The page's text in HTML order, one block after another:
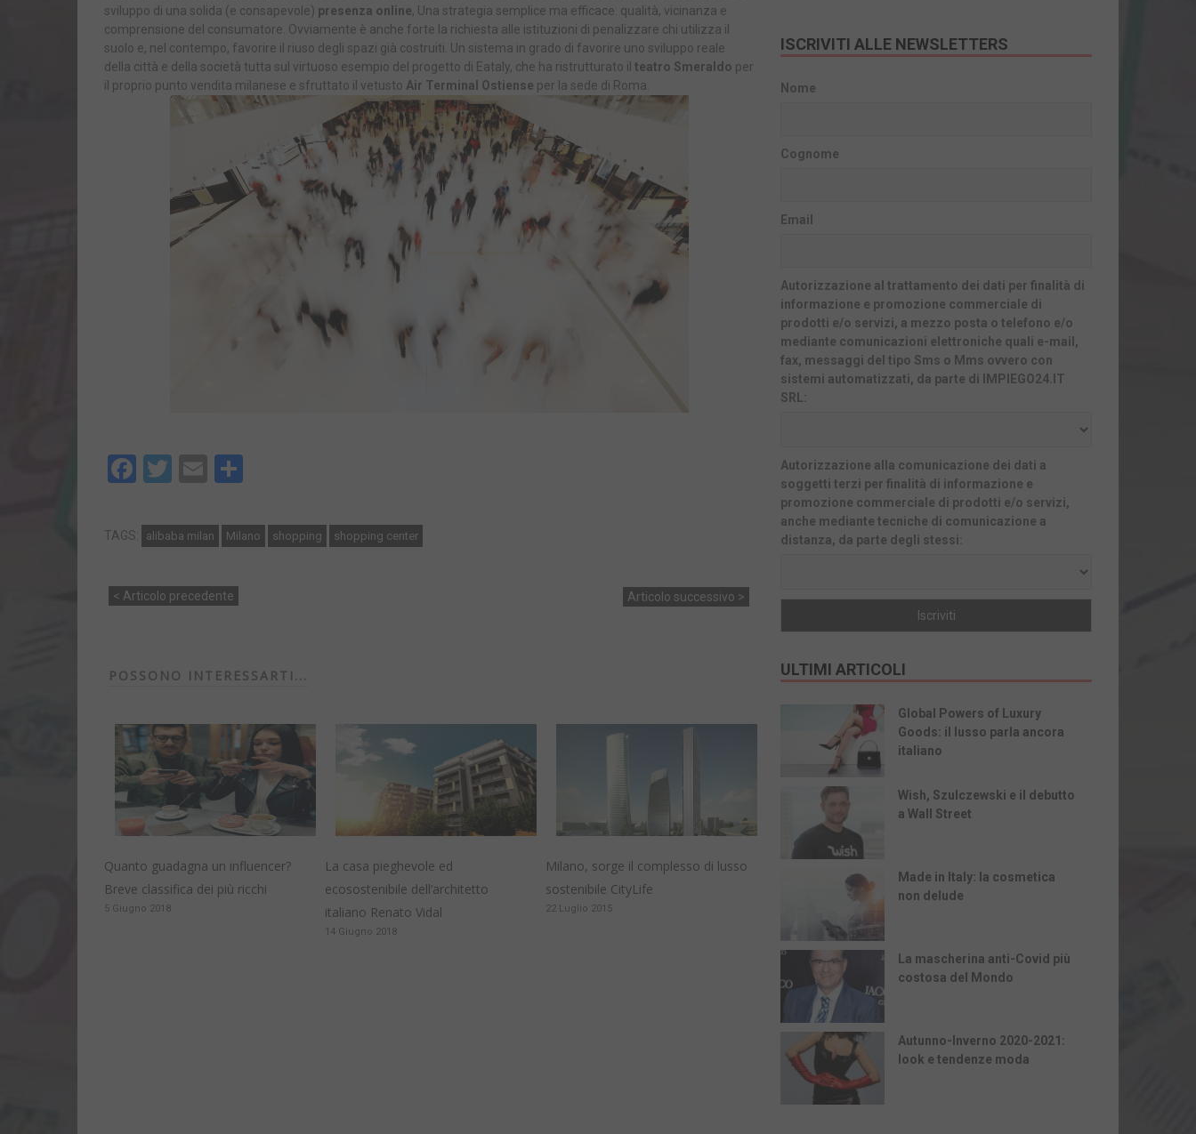
sviluppo di una solida (e consapevole) presenza online, Una strategia semplice ma efficace: qualità, vicinanza e
comprensione del consumatore. Ovviamente è anche forte la richiesta alle istituzioni di penalizzare chi utilizza il
suolo e, nel contempo, favorire il riuso degli spazi già costruiti. Un sistema in grado di favorire uno sviluppo reale
della città e della società tutta sul virtuoso esempio del progetto di Eataly, che ha ristrutturato il teatro Smeraldo per
il proprio punto vendita milanese e sfruttato il vetusto Air Terminal Ostiense per la sede di Roma.
Facebook
TwitterEmail
TAGS: alibaba milan Milano shopping shopping center
< Articolo precedente Articolo successivo >
POSSONO INTERESSARTI...
Quanto guadagna un influencer?
Breve classifica dei più ricchi
5 Giugno 2018
La casa pieghevole ed
ecosostenibile dell’architetto
italiano Renato Vidal
14 Giugno 2018
Milano, sorge il complesso di lusso
sostenibile CityLife
22 Luglio 2015
ISCRIVITI ALLE NEWSLETTERS
Nome
Cognome
Email
Autorizzazione al trattamento dei dati per finalità di
informazione e promozione commerciale di
prodotti e/o servizi, a mezzo posta o telefono e/o
mediante comunicazioni elettroniche quali e-mail,
fax, messaggi del tipo Sms o Mms ovvero con
sistemi automatizzati, da parte di IMPIEGO24.IT
SRL:
Autorizzazione alla comunicazione dei dati a
soggetti terzi per finalità di informazione e
promozione commerciale di prodotti e/o servizi,
anche mediante tecniche di comunicazione a
distanza, da parte degli stessi:
ULTIMI ARTICOLI
Global Powers of Luxury
Goods: il lusso parla ancora
italiano
Wish, Szulczewski e il debutto
a Wall Street
Made in Italy: la cosmetica
non delude
La mascherina anti-Covid più
costosa del Mondo
Autunno-Inverno 2020-2021:
look e tendenze moda